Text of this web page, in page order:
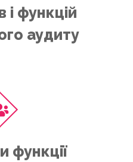
і функцій
аудиту
функції